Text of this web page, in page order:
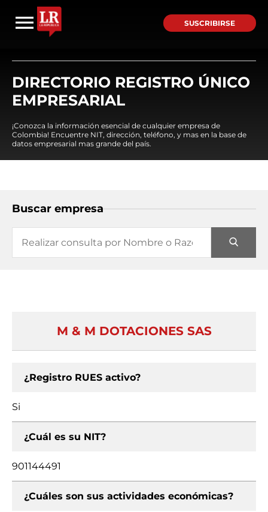
SUSCRIBIRSE
DIRECTORIO REGISTRO ÚNICO
EMPRESARIAL
¡Conozca la información esencial de cualquier empresa de
Colombia! Encuentre NIT, dirección, teléfono, y mas en la base de
datos empresarial mas grande del país.
Buscar empresa
M & M DOTACIONES SAS
¿Registro RUES activo?
Si
¿Cuál es su NIT?
901144491
¿Cuáles son sus actividades económicas?